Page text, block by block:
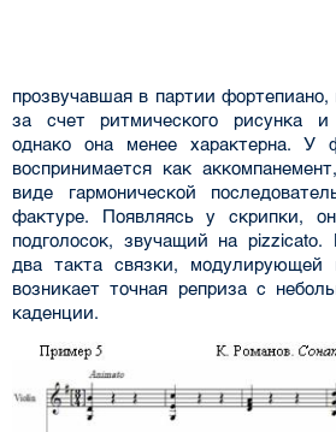
прозвучавшая в партии
за счет ритмического рисунка и
однако она менее характерна. У
воспринимается как
виде гармонической
фактуре. Появляясь у скрипки,
подголосок, звучащий на
два такта связки,
возникает точная реприза с
каденции.